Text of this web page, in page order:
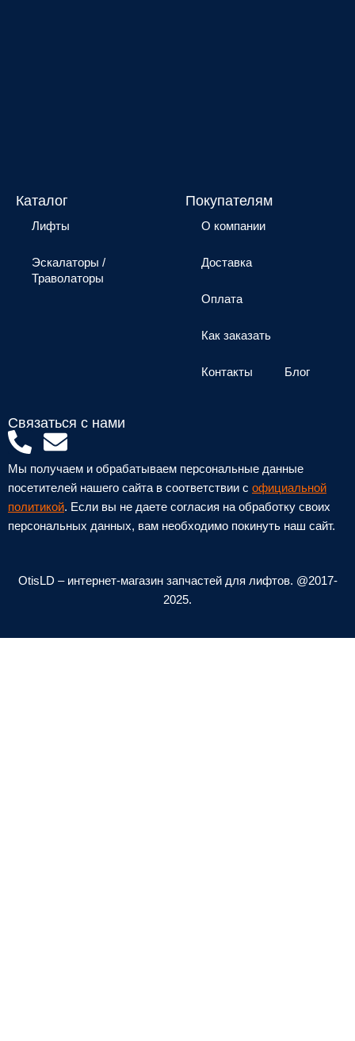
Каталог
Лифты
Эскалаторы /
Траволаторы
Покупателям
О компании
Доставка
Оплата
Как заказать
Контакты Блог
Связаться с нами
P
h
o
n
e
a
t
E
n
v
e
l
p
Мы получаем и обрабатываем персональные данные
посетителей нашего сайта в соответствии с официальной
политикой. Если вы не даете согласия на обработку своих
персональных данных, вам необходимо покинуть наш сайт.
OtisLD – интернет-магазин запчастей для лифтов. @2017-
2025.